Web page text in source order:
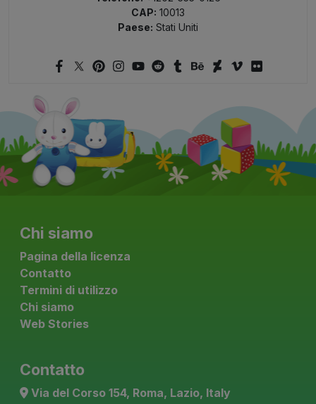
CAP: 10013
Paese: Stati Uniti
Chi siamo
Pagina della licenza
Contatto
Termini di utilizzo
Chi siamo
Web Stories
Contatto
Via del Corso 154, Roma, Lazio, Italy